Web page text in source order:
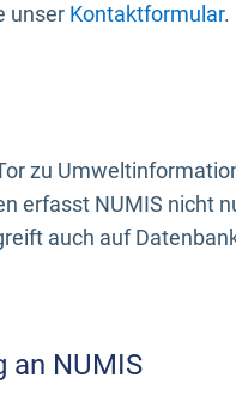
unser Kontaktformular.
zu
erfasst NUMIS nicht
auch auf
an NUMIS